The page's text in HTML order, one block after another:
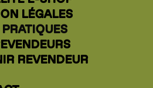
LÉGALES
REVENDEUR